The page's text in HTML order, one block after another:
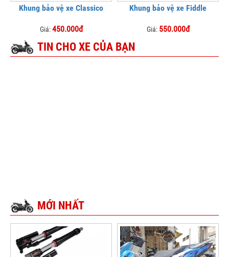
Khung bảo vệ xe Classico
Giá:450.000đ
Khung bảo vệ xe Fiddle
Giá: 550.000đ
TIN CHO XE CỦA BẠN
MỚI NHẤT